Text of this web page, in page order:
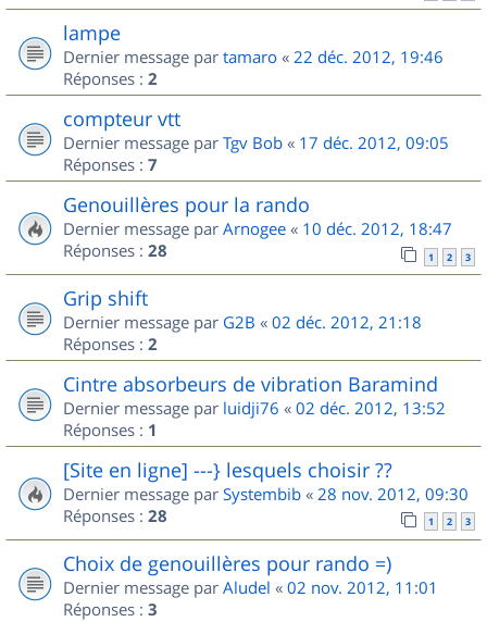
lampe
Dernier message par tamaro « 22 déc. 2012, 19:46
Réponses : 2
compteur vtt
Dernier message par Tgv Bob « 17 déc. 2012, 09:05
Réponses : 7
Genouillères pour la rando
Dernier message par Arnogee « 10 déc. 2012, 18:47
Réponses : 28 1 2 3
Grip shift
Dernier message par G2B « 02 déc. 2012, 21:18
Réponses : 2
Cintre absorbeurs de vibration Baramind
Dernier message par luidji76 « 02 déc. 2012, 13:52
Réponses : 1
[Site en ligne] ---} lesquels choisir ??
Dernier message par Systembib « 28 nov. 2012, 09:30
Réponses : 28 1 2 3
Choix de genouillères pour rando =)
Dernier message par Aludel « 02 nov. 2012, 11:01
Réponses : 3